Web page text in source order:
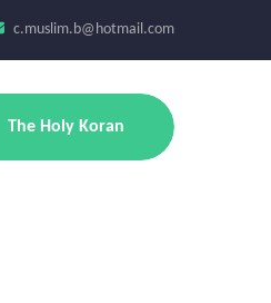
c.muslim.b@hotmail.com
The Holy Koran